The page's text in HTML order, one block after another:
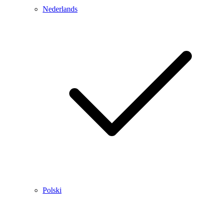
Nederlands
Polski